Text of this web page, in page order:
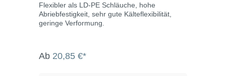
Flexibler als LD-PE Schläuche, hohe
Abriebfestigkeit, sehr gute Kälteflexibilität,
geringe Verformung.
Ab 20,85 €*